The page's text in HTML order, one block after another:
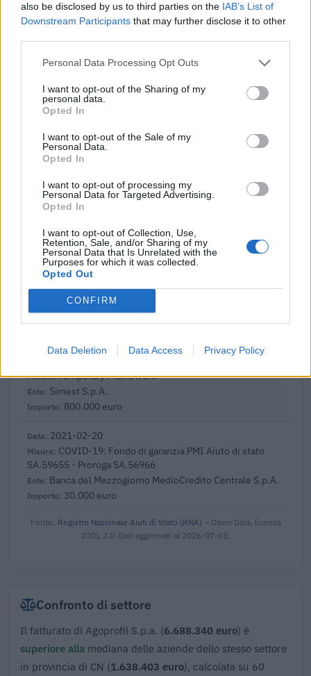
also be disclosed by us to third parties on the IAB’s List of
Downstream Participants that may further disclose it to other
Personal Data Processing Opt Outs
I want to opt-out of the Sharing of my
personal data.
Opted In
I want to opt-out of the Sale of my
Personal Data.
Opted In
I want to opt-out of processing my
Personal Data for Targeted Advertising.
Opted In
I want to opt-out of Collection, Use,
Retention, Sale, and/or Sharing of my
Personal Data that Is Unrelated with the
Purposes for which it was collected.
Opted Out
CONFIRM
Data Deletion Data Access Privacy Policy
7.574 euro
nuovi macchinari, impianti e attrezzature da parte delle
Ministero delle Imprese e del Made in Italy -
Dipartimento per le politiche per
2021-05-18
SPECIALE DI CUI ALL’ARTICOLO 56 DEL DECRETO-LEGGE
DEL 17 MARZO 2020 N. 18
Banca del Mezzogiorno MedioCredito Centrale S.p.A.
35.759 euro
2021-05-14
GARANZIA DEL FONDO A VALERE SULLA SEZIONE
SPECIALE DI CUI ALL’ARTICOLO 56 DEL DECRETO-LEGGE
DEL 17 MARZO 2020 N. 18
Banca del Mezzogiorno MedioCredito Centrale S.p.A.
Temporary Framework
Simest S.p.A.
800.000 euro
2021-02-20
COVID-19: Fondo di garanzia PMI Aiuto di stato
SA.59655 - Proroga SA.56966
Banca del Mezzogiorno MedioCredito Centrale S.p.A.
30.000 euro
Fonte: Registro Nazionale Aiuti di Stato (RNA) – Open Data, licenza
IODL 2.0. Dati aggiornati al 2026-07-02.
Confronto di settore
Il fatturato di Agoprofil S.p.a. (6.688.340 euro) è
superiore alla mediana delle aziende dello stesso settore
in provincia di CN (1.638.403 euro), calcolata su 60